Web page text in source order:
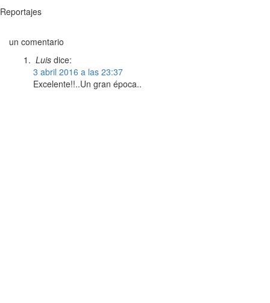
Reportajes
un comentario
Luis dice:
3 abril 2016 a las 23:37
Excelente!!..Un gran época..